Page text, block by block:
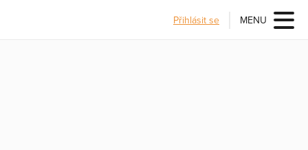
Přihlásit se MENU